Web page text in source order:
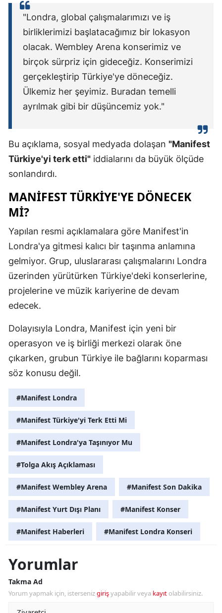
"Londra, global çalışmalarımızı ve iş
birliklerimizi başlatacağımız bir lokasyon
olacak. Wembley Arena konserimiz ve
birçok sürpriz için gideceğiz. Konserimizi
gerçekleştirip Türkiye'ye döneceğiz.
Ülkemiz her şeyimiz. Buradan temelli
ayrılmak gibi bir düşüncemiz yok."
Bu açıklama, sosyal medyada dolaşan "Manifest
Türkiye'yi terk etti" iddialarını da büyük ölçüde
sonlandırdı.
MANIFEST TÜRKIYE'YE DÖNECEK
MI?
Yapılan resmi açıklamalara göre Manifest'in
Londra'ya gitmesi kalıcı bir taşınma anlamına
gelmiyor. Grup, uluslararası çalışmalarını Londra
üzerinden yürütürken Türkiye'deki konserlerine,
projelerine ve müzik kariyerine de devam
edecek.
Dolayısıyla Londra, Manifest için yeni bir
operasyon ve iş birliği merkezi olarak öne
çıkarken, grubun Türkiye ile bağlarını koparması
söz konusu değil.
#Manifest Londra
#Manifest Türkiye'yi Terk Etti Mi
#Manifest Londra'ya Taşınıyor Mu
#Tolga Akış Açıklaması
#Manifest Wembley Arena #Manifest Son Dakika
#Manifest Yurt Dışı Planı #Manifest Konser
#Manifest Haberleri #Manifest Londra Konseri
Yorumlar
Takma Ad
Yorum yapmak için, istersenizgirişyapabilir veya kayıt olabilirsiniz.